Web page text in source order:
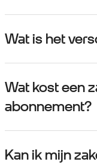
Wat is het
Wat kost een
abonnement?
Kan ik mijn